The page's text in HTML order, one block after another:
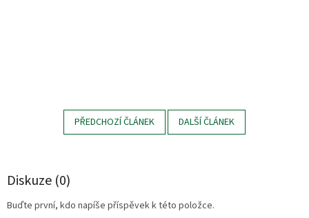
PŘEDCHOZÍ ČLÁNEK DALŠÍ ČLÁNEK
Diskuze (0)
Buďte první, kdo napíše příspěvek k této položce.